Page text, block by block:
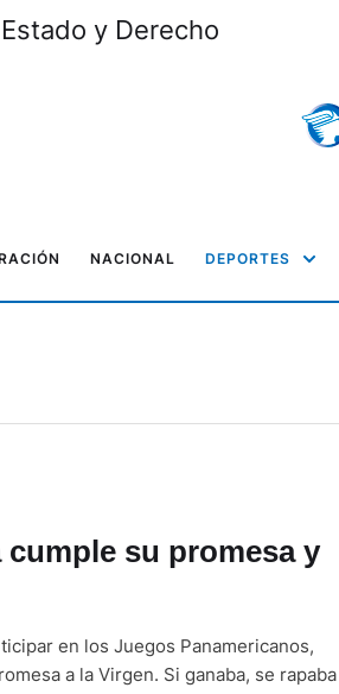
Estado y Derecho
NACIONAL DEPORTES
su promesa y
en los Juegos Panamericanos,
a la Virgen. Si ganaba, se rapaba